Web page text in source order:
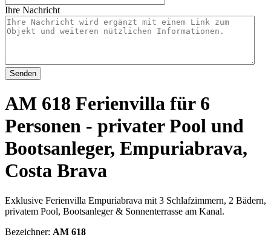
Ihre Nachricht
Senden
AM 618 Ferienvilla für 6
Personen - privater Pool und
Bootsanleger, Empuriabrava,
Costa Brava
Exklusive Ferienvilla Empuriabrava mit 3 Schlafzimmern, 2 Bädern,
privatem Pool, Bootsanleger & Sonnenterrasse am Kanal.
Bezeichner: AM 618